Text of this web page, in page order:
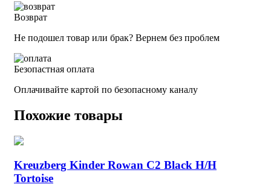
Возврат
Не подошел товар или брак? Вернем без проблем
Безопастная оплата
Оплачивайте картой по безопасному каналу
Похожие товары
Kreuzberg Kinder Rowan C2 Black H/H
Tortoise